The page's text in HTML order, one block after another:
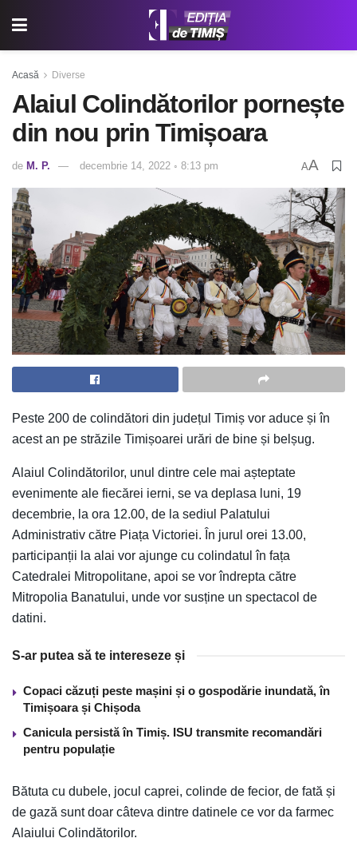
Acasă Diverse
Alaiul Colindătorilor pornește
din nou prin Timișoara
de M. P. decembrie 14, 2022 ◦ 8:13 pm AA
Peste 200 de colindători din județul Timiș vor aduce și în
acest an pe străzile Timișoarei urări de bine și belșug.
Alaiul Colindătorilor, unul dintre cele mai așteptate
evenimente ale fiecărei ierni, se va deplasa luni, 19
decembrie, la ora 12.00, de la sediul Palatului
Administrativ către Piața Victoriei. În jurul orei 13.00,
participanții la alai vor ajunge cu colindatul în fața
Catedralei Mitropolitane, apoi se vor îndrepta către
Mitropolia Banatului, unde vor susține un spectacol de
datini.
S-ar putea să te intereseze și
Copaci căzuți peste mașini și o gospodărie inundată, în
Timișoara și Chișoda
Canicula persistă în Timiș. ISU transmite recomandări
pentru populație
Bătuta cu dubele, jocul caprei, colinde de fecior, de fată și
de gază sunt doar câteva dintre datinele ce vor da farmec
Alaiului Colindătorilor.